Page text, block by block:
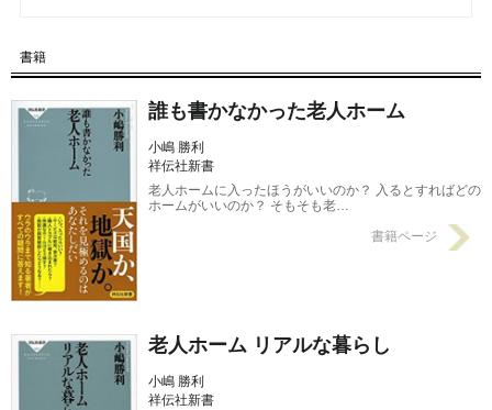
【第68回】 老人ホームは動物園…「考えること」を放棄した高
書籍
誰も書かなかった老人ホーム
小嶋 勝利
祥伝社新書
老人ホームに入ったほうがいいのか？ 入るとすればどの
ホームがいいのか？ そもそも老…
書籍ページ
老人ホーム リアルな暮らし
小嶋 勝利
祥伝社新書